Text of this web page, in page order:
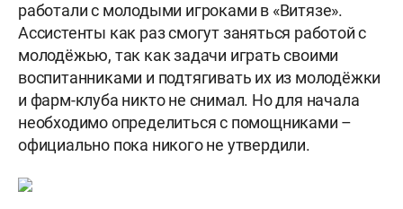
работали с молодыми игроками в «Витязе».
Ассистенты как раз смогут заняться работой с
молодёжью, так как задачи играть своими
воспитанниками и подтягивать их из молодёжки
и фарм-клуба никто не снимал. Но для начала
необходимо определиться с помощниками –
официально пока никого не утвердили.